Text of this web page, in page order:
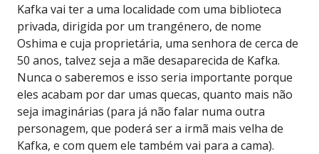
Kafka vai ter a uma localidade com uma biblioteca
privada, dirigida por um trangénero, de nome
Oshima e cuja proprietária, uma senhora de cerca de
50 anos, talvez seja a mãe desaparecida de Kafka.
Nunca o saberemos e isso seria importante porque
eles acabam por dar umas quecas, quanto mais não
seja imaginárias (para já não falar numa outra
personagem, que poderá ser a irmã mais velha de
Kafka, e com quem ele também vai para a cama).